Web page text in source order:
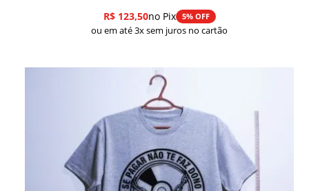
R$123,50no Pix 5% OFF
ou em até 3x sem juros no cartão